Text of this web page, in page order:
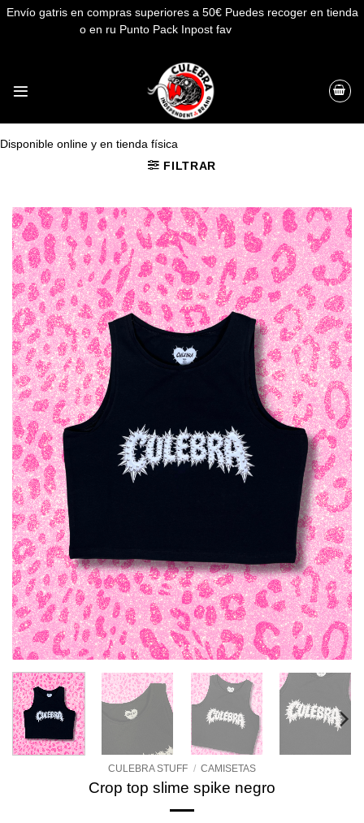
Envío gatris en compras superiores a 50€ Puedes recoger en tienda
o en ru Punto Pack Inpost fav
contenido
Disponible online y en tienda física
FILTRAR
CULEBRA STUFF / CAMISETAS
Crop top slime spike negro